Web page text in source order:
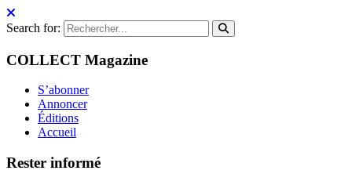
Search for:
COLLECT Magazine
S’abonner
Annoncer
Éditions
Accueil
Rester informé